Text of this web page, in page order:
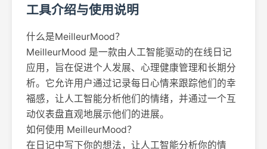
工具介绍与使用说明
什么是MeilleurMood？
MeilleurMood 是一款由人工智能驱动的在线日记
应用，旨在促进个人发展、心理健康管理和长期分
析。它允许用户通过记录每日心情来跟踪他们的幸
福感，让人工智能分析他们的情绪，并通过一个互
动仪表盘直观地展示他们的进展。
如何使用 MeilleurMood？
在日记中写下你的想法，让人工智能分析你的情